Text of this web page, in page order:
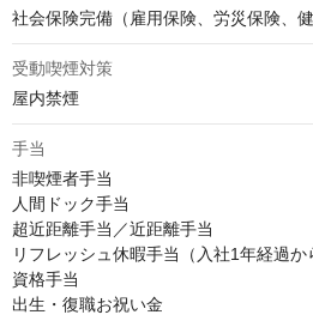
社会保険完備（雇用保険、労災保険、
受動喫煙対策
屋内禁煙
手当
非喫煙者手当
人間ドック手当
超近距離手当／近距離手当
リフレッシュ休暇手当（入社1年経過か
資格手当
出生・復職お祝い金